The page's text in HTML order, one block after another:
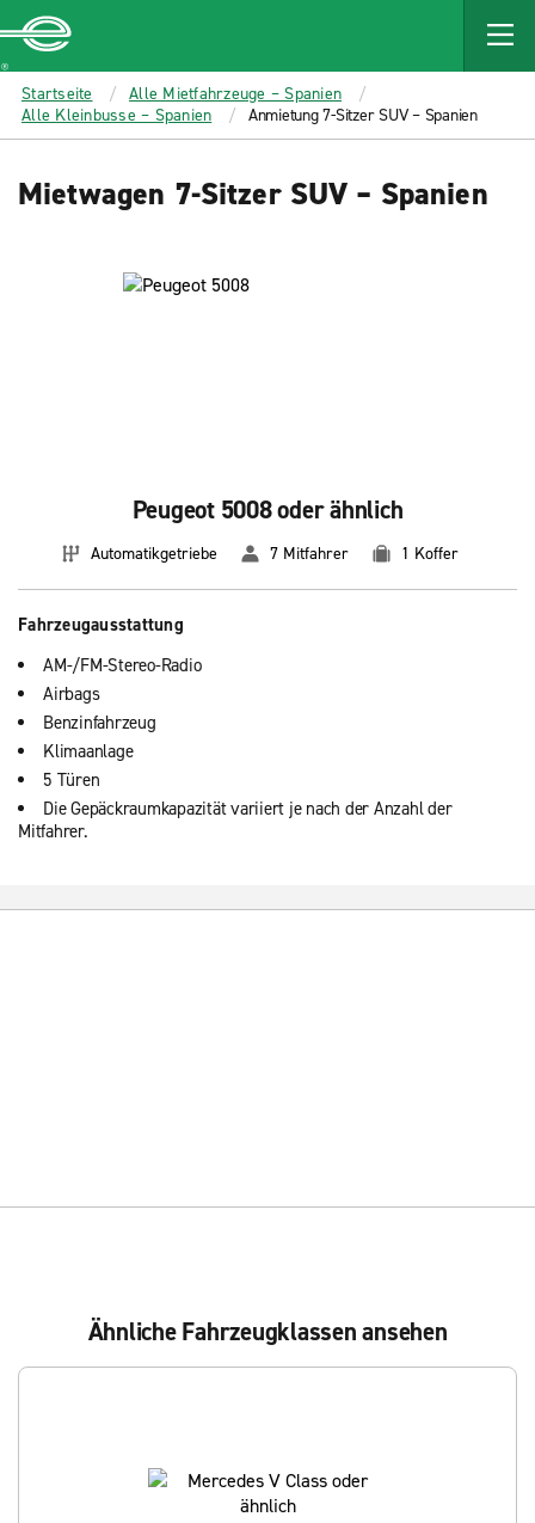
MAIN
CONTENT
Enterprise
Startseite
Alle Mietfahrzeuge – Spanien
Alle Kleinbusse – Spanien
Anmietung 7-Sitzer SUV – Spanien
Mietwagen 7-Sitzer SUV – Spanien
Peugeot 5008 oder ähnlich
Automatikgetriebe 7 Mitfahrer 1 Koffer
Fahrzeugausstattung
AM-/FM-Stereo-Radio
Airbags
Benzinfahrzeug
Klimaanlage
5 Türen
Die Gepäckraumkapazität variiert je nach der Anzahl der
Mitfahrer.
Ähnliche Fahrzeugklassen ansehen